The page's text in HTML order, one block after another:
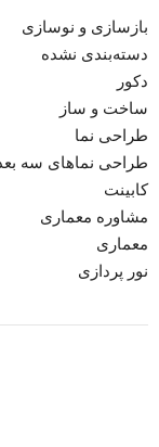
بازسازی و نوسازی
دسته‌بندی نشده
دکور
ساخت و ساز
طراحی نما
طراحی نماهای سه
کابینت
مشاوره معماری
معماری
نور پردازی